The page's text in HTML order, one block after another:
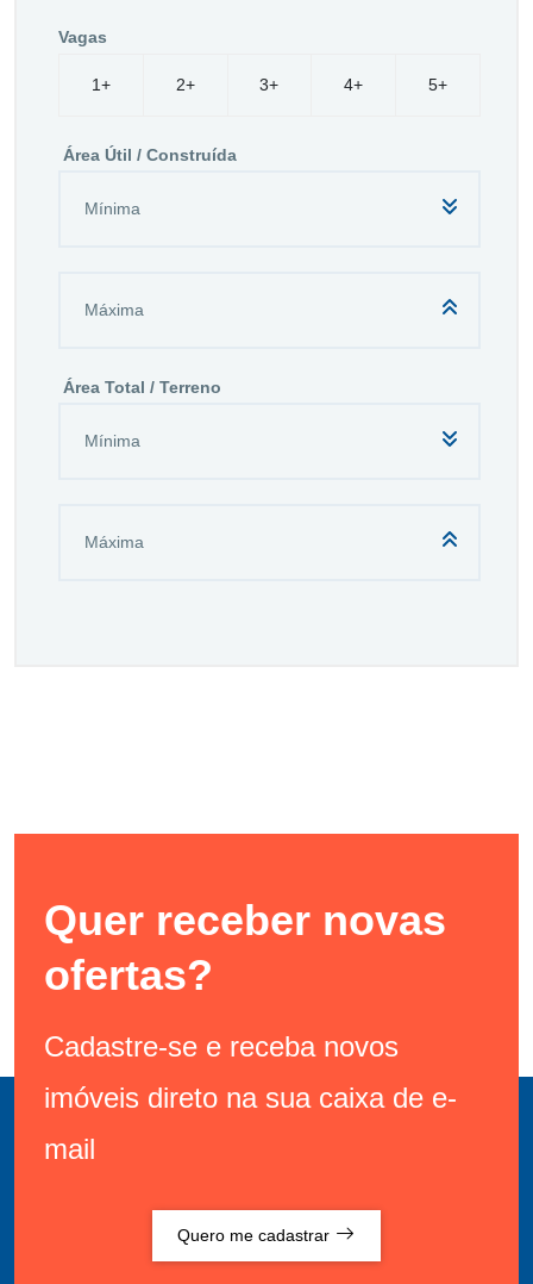
Vagas
1+ 2+ 3+ 4+ 5+
Área Útil / Construída
Área Total / Terreno
Quer receber novas
ofertas?
Cadastre-se e receba novos
imóveis direto na sua caixa de e-
mail
Quero me cadastrar